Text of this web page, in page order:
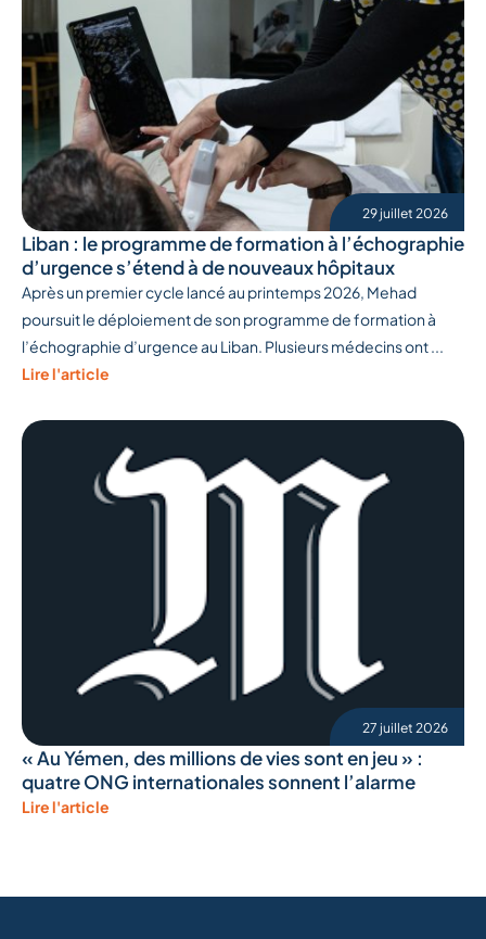
29 juillet 2026
Liban : le programme de formation à l’échographie
d’urgence s’étend à de nouveaux hôpitaux
Après un premier cycle lancé au printemps 2026, Mehad
poursuit le déploiement de son programme de formation à
l’échographie d’urgence au Liban. Plusieurs médecins ont ...
Lire l'article
27 juillet 2026
« Au Yémen, des millions de vies sont en jeu » :
quatre ONG internationales sonnent l’alarme
Lire l'article